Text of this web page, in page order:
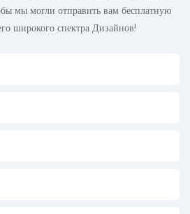
мы могли отправить вам бесплатную
широкого спектра Дизайнов!